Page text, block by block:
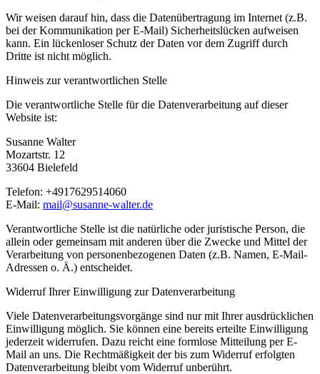
Wir weisen darauf hin, dass die Datenübertragung im Internet (z.B.
bei der Kommunikation per E-Mail) Sicherheitslücken aufweisen
kann. Ein lückenloser Schutz der Daten vor dem Zugriff durch
Dritte ist nicht möglich.
Hinweis zur verantwortlichen Stelle
Die verantwortliche Stelle für die Datenverarbeitung auf dieser
Website ist:
Susanne Walter
Mozartstr. 12
33604 Bielefeld
Telefon: +4917629514060
E-Mail: mail@susanne-walter.de
Verantwortliche Stelle ist die natürliche oder juristische Person, die
allein oder gemeinsam mit anderen über die Zwecke und Mittel der
Verarbeitung von personenbezogenen Daten (z.B. Namen, E-Mail-
Adressen o. Ä.) entscheidet.
Widerruf Ihrer Einwilligung zur Datenverarbeitung
Viele Datenverarbeitungsvorgänge sind nur mit Ihrer ausdrücklichen
Einwilligung möglich. Sie können eine bereits erteilte Einwilligung
jederzeit widerrufen. Dazu reicht eine formlose Mitteilung per E-
Mail an uns. Die Rechtmäßigkeit der bis zum Widerruf erfolgten
Datenverarbeitung bleibt vom Widerruf unberührt.